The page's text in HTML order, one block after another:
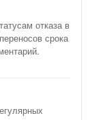
отказа в
срока